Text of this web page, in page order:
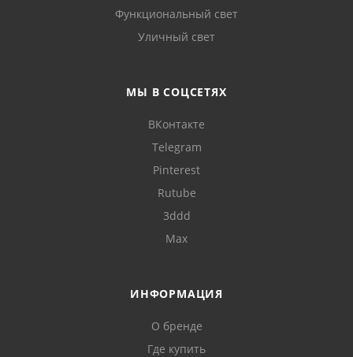
Функциональный свет
Уличный свет
МЫ В СОЦСЕТЯХ
ВКонтакте
Telegram
Pinterest
Rutube
3ddd
Max
ИНФОРМАЦИЯ
О бренде
Где купить